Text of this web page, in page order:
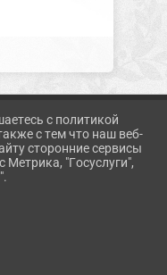
ДАННЫХ
с политикой
с тем что наш веб-
сторонние сервисы
Метрика, "Госуслуги",